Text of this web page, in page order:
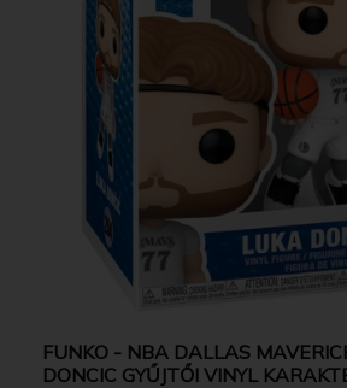
FUNKO - NBA DALLAS
DONCIC GYŰJTŐI VINYL